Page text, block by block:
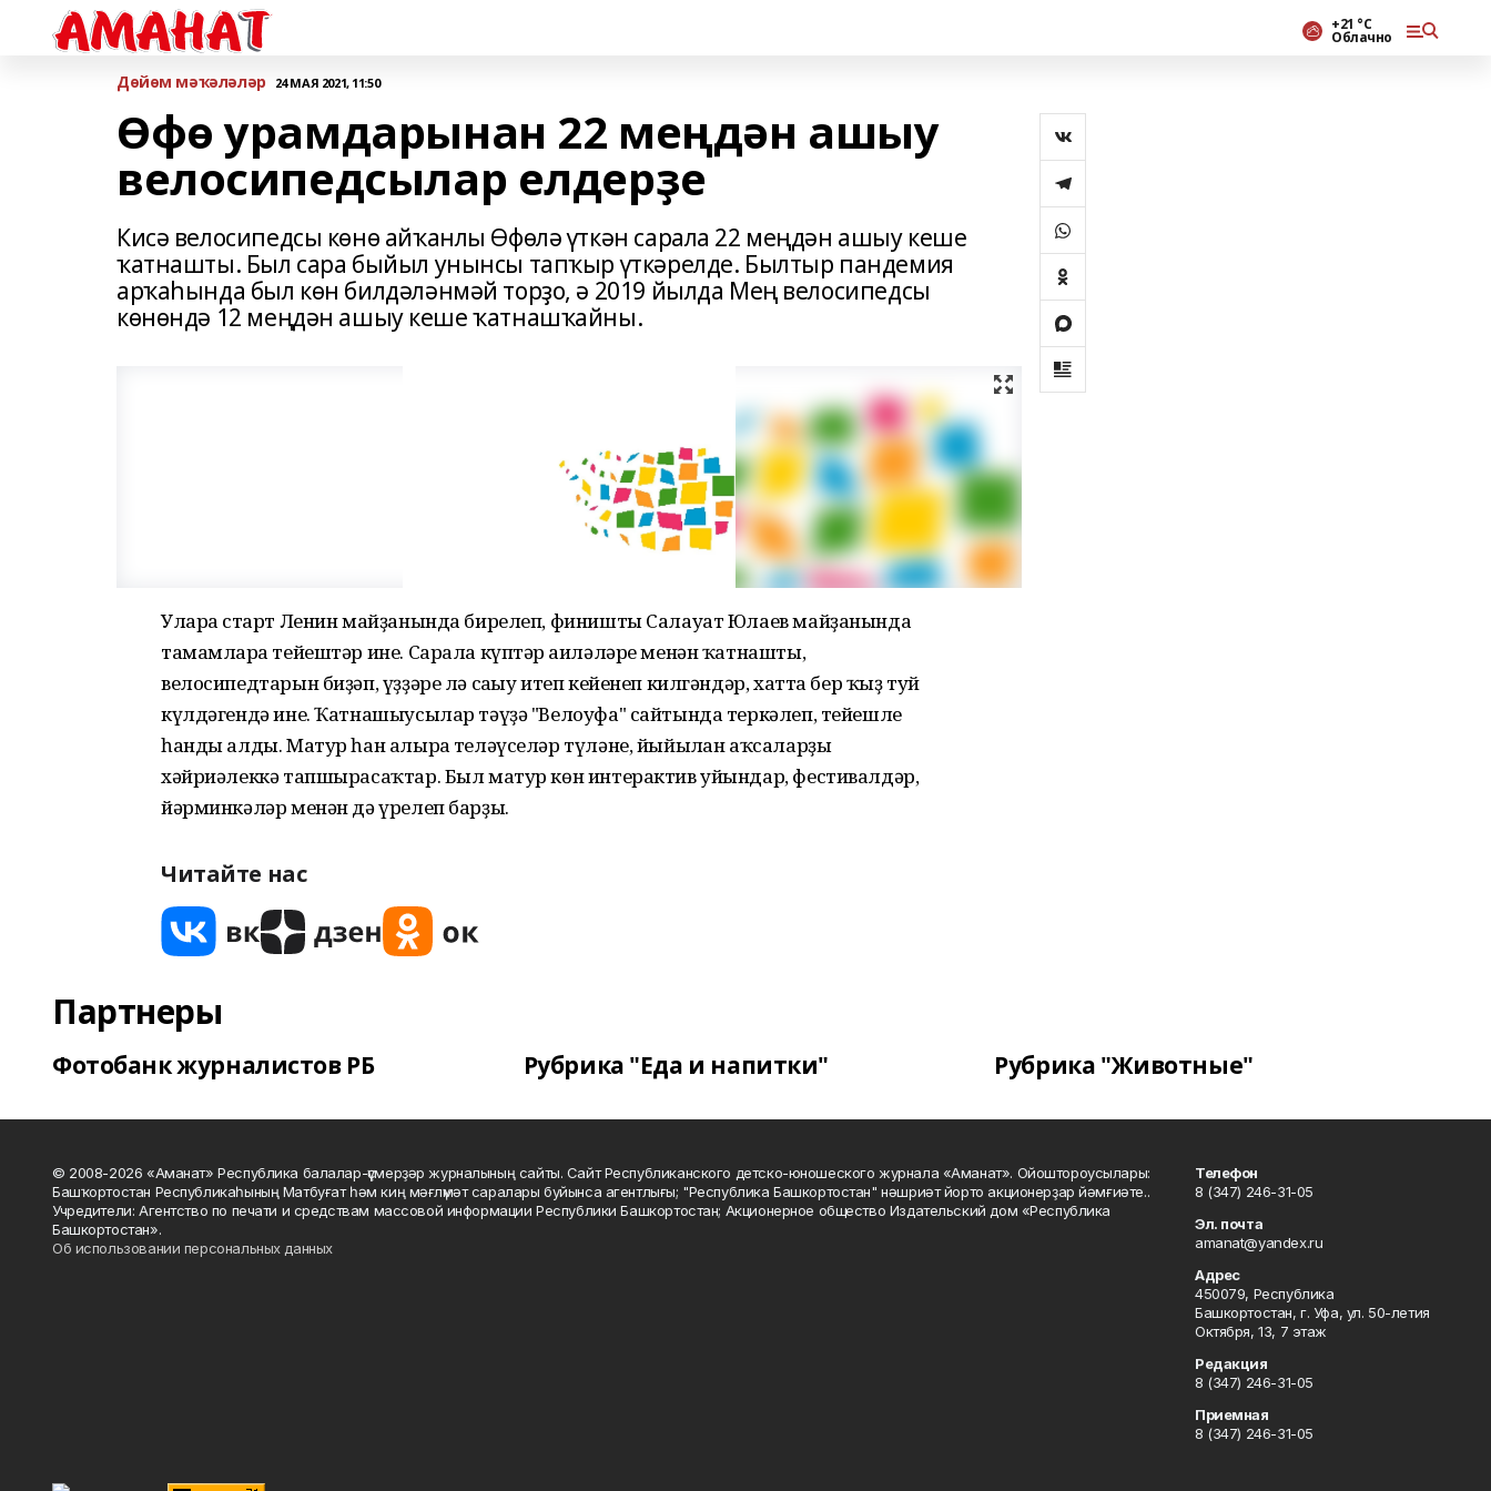
+21 °С
Облачно
Дөйөм мәҡәләләр 24 МАЯ 2021, 11:50
Өфө урамдарынан 22 меңдән ашыу
велосипедсылар елдерҙе
Кисә велосипедсы көнө айҡанлы Өфөлә үткән сарала 22 меңдән ашыу кеше
ҡатнашты. Был сара быйыл унынсы тапҡыр үткәрелде. Былтыр пандемия
арҡаһында был көн билдәләнмәй торҙо, ә 2019 йылда Мең велосипедсы
көнөндә 12 меңдән ашыу кеше ҡатнашҡайны.
Уларға старт Ленин майҙанында бирелеп, финишты Салауат Юлаев майҙанында
тамамларға тейештәр ине. Сарала күптәр ғаиләләре менән ҡатнашты,
велосипедтарын биҙәп, үҙҙәре лә сағыу итеп кейенеп килгәндәр, хатта бер ҡыҙ туй
күлдәгендә ине. Ҡатнашыусылар тәүҙә "Велоуфа" сайтында теркәлеп, тейешле
һанды алды. Матур һан алырға теләүселәр түләне, йыйылған аҡсаларҙы
хәйриәлеккә тапшырасаҡтар. Был матур көн интерактив уйындар, фестивалдәр,
йәрминкәләр менән дә үрелеп барҙы.
Читайте нас
Партнеры
Фотобанк журналистов РБ Рубрика "Еда и напитки" Рубрика "Животные"
© 2008-2026 «Аманат» Республика балалар-үҫмерҙәр журналының сайты. Сайт Республиканского детско-юношеского журнала «Аманат». Ойоштороусылары:
Башҡортостан Республикаһының Матбуғат һәм киң мәғлүмәт саралары буйынса агентлығы; "Республика Башкортостан" нәшриәт йорто акционерҙар йәмғиәте..
Учредители: Агентство по печати и средствам массовой информации Республики Башкортостан; Акционерное общество Издательский дом «Республика
Башкортостан».
Об использовании персональных данных
Телефон
8 (347) 246-31-05
Эл. почта
amanat@yandex.ru
Адрес
450079, Республика
Башкортостан, г. Уфа, ул. 50-летия
Октября, 13, 7 этаж
Редакция
8 (347) 246-31-05
Приемная
8 (347) 246-31-05